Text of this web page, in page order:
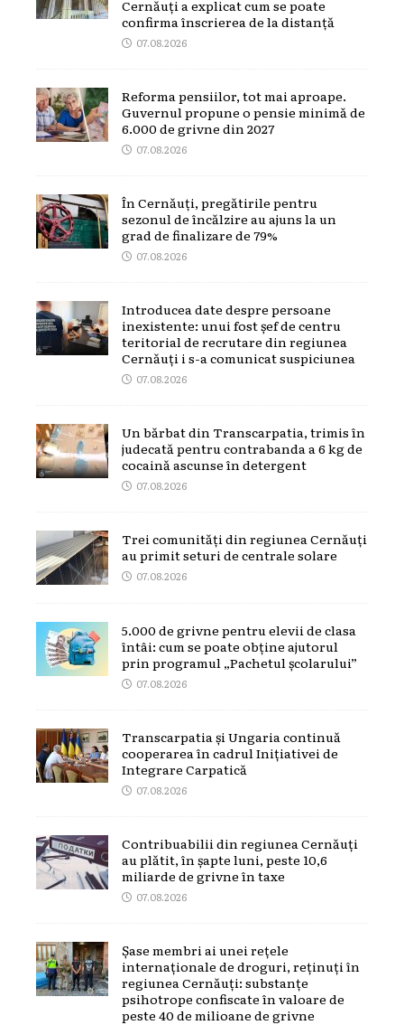
Cernăuți a explicat cum se poate
confirma înscrierea de la distanță
07.08.2026
Reforma pensiilor, tot mai aproape.
Guvernul propune o pensie minimă de
6.000 de grivne din 2027
07.08.2026
În Cernăuți, pregătirile pentru
sezonul de încălzire au ajuns la un
grad de finalizare de 79%
07.08.2026
Introducea date despre persoane
inexistente: unui fost șef de centru
teritorial de recrutare din regiunea
Cernăuți i s-a comunicat suspiciunea
07.08.2026
Un bărbat din Transcarpatia, trimis în
judecată pentru contrabanda a 6 kg de
cocaină ascunse în detergent
07.08.2026
Trei comunități din regiunea Cernăuți
au primit seturi de centrale solare
07.08.2026
5.000 de grivne pentru elevii de clasa
întâi: cum se poate obține ajutorul
prin programul „Pachetul școlarului”
07.08.2026
Transcarpatia și Ungaria continuă
cooperarea în cadrul Inițiativei de
Integrare Carpatică
07.08.2026
Contribuabilii din regiunea Cernăuți
au plătit, în șapte luni, peste 10,6
miliarde de grivne în taxe
07.08.2026
Șase membri ai unei rețele
internaționale de droguri, reținuți în
regiunea Cernăuți: substanțe
psihotrope confiscate în valoare de
peste 40 de milioane de grivne